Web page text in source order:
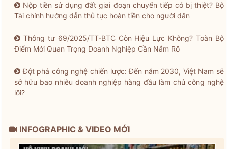
Nộp tiền sử dụng đất giai đoạn chuyển tiếp có bị thiệt? Bộ
Tài chính hướng dẫn thủ tục hoàn tiền cho người dân
Thông tư 69/2025/TT-BTC Còn Hiệu Lực Không? Toàn Bộ
Điểm Mới Quan Trọng Doanh Nghiệp Cần Nắm Rõ
Đột phá công nghệ chiến lược: Đến năm 2030, Việt Nam sẽ
sở hữu bao nhiêu doanh nghiệp hàng đầu làm chủ công nghệ
lõi?
INFOGRAPHIC & VIDEO MỚI